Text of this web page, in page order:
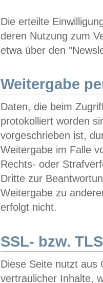
Die erteilte
deren Nutzung zum
etwa über den
Weitergabe
Daten, die beim
protokolliert worden
vorgeschrieben ist,
Weitergabe im Falle
Rechts- oder
Dritte zur
Weitergabe zu
erfolgt nicht.
SSL- bzw.
Diese Seite nutzt aus
vertraulicher Inhalte,